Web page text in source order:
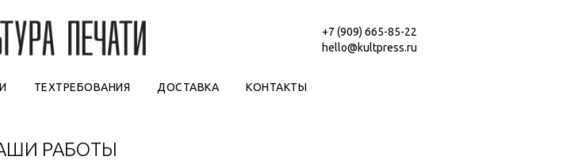
+7 (909) 665-85-22
hello@kultpress.ru
ТЕХТРЕБОВАНИЯ ДОСТАВКА КОНТАКТЫ
РАБОТЫ